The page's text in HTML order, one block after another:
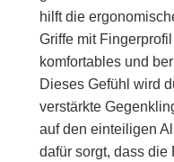
hilft die
Griffe mit
komfortables und
Dieses Gefühl wird
verstärkte
auf den einteiligen
dafür sorgt, dass die